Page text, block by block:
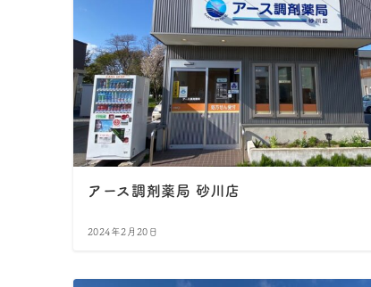
アース調剤薬局 砂川店
2024年2月20日